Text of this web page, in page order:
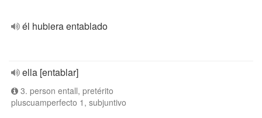
él hubiera entablado
ella [entablar]
3. person entall, pretérito
pluscuamperfecto 1, subjuntivo